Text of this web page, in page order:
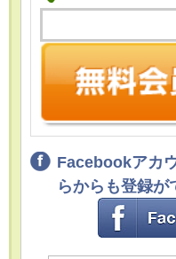
Facebookアカ
らからも登録が